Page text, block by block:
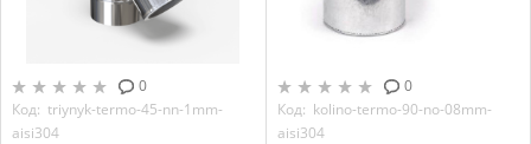
0
Код: triynyk-termo-45-nn-1mm-
aisi304
0
Код: kolino-termo-90-no-08mm-
aisi304